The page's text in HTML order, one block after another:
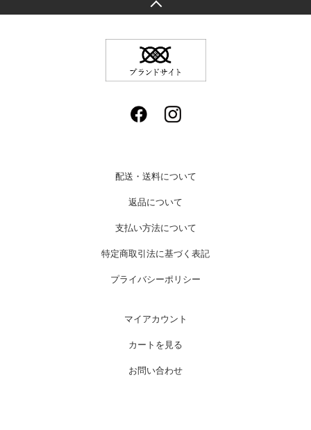
配送・送料について
返品について
支払い方法について
特定商取引法に基づく表記
プライバシーポリシー
マイアカウント
カートを見る
お問い合わせ